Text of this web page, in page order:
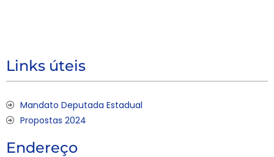
Links úteis
Mandato Deputada Estadual
Propostas 2024
Endereço